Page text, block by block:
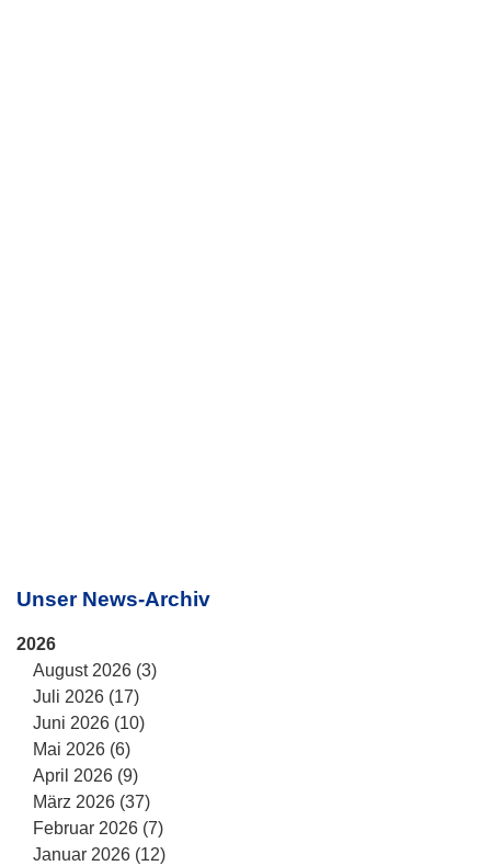
Unser News-Archiv
2026
August 2026 (3)
Juli 2026 (17)
Juni 2026 (10)
Mai 2026 (6)
April 2026 (9)
März 2026 (37)
Februar 2026 (7)
Januar 2026 (12)